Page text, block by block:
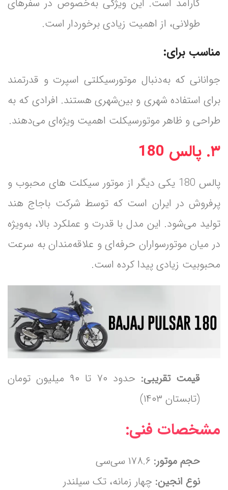
کارآمد است. این ویژگی به‌خصوص در سفرهای
طولانی، از اهمیت زیادی برخوردار است.
مناسب برای:
جوانانی که به‌دنبال موتورسیکلتی اسپرت و قدرتمند
برای استفاده شهری و بین‌شهری هستند. افرادی که به
طراحی و ظاهر موتورسیکلت اهمیت ویژه‌ای می‌دهند.
۳. پالس 180
پالس 180 یکی دیگر از موتور سیکلت های محبوب و
پرفروش در ایران است که توسط شرکت باجاج هند
تولید می‌شود. این مدل با قدرت و عملکرد بالا، به‌ویژه
در میان موتورسواران حرفه‌ای و علاقه‌مندان به سرعت
محبوبیت زیادی پیدا کرده است.
قیمت تقریبی:
حدود ۷۰ تا ۹۰ میلیون تومان
(تابستان ۱۴۰۳)
مشخصات فنی:
حجم موتور:
نوع انجین: چهار زمانه، تک سیلندر